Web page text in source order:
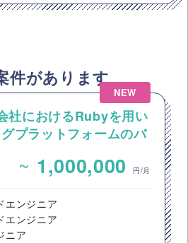
件があります
NEW
社におけるRubyを用い
プラットフォームのバ
~ 1,000,000 円/月
エンジニア
エンジニア
ニア